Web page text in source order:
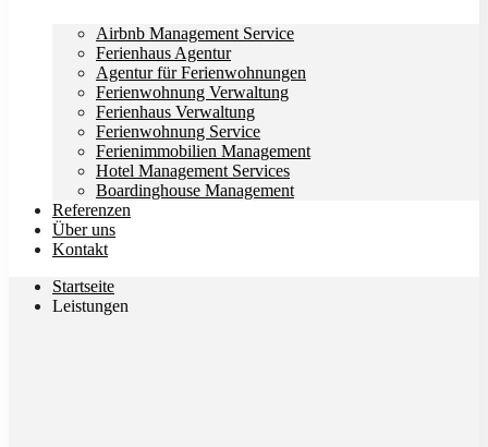
Airbnb Management Service
Ferienhaus Agentur
Agentur für Ferienwohnungen
Ferienwohnung Verwaltung
Ferienhaus Verwaltung
Ferienwohnung Service
Ferienimmobilien Management
Hotel Management Services
Boardinghouse Management
Referenzen
Über uns
Kontakt
Startseite
Leistungen